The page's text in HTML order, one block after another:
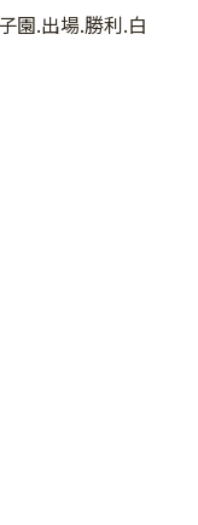
園.出場.勝利.白